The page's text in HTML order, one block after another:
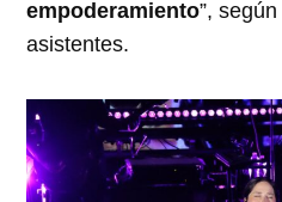
empoderamiento”,
asistentes.